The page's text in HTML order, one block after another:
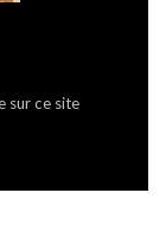
sur ce site